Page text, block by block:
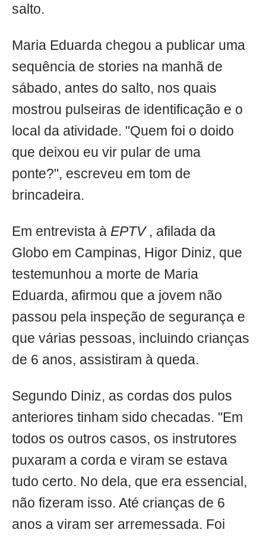
salto.
Maria Eduarda chegou a publicar uma
sequência de stories na manhã de
sábado, antes do salto, nos quais
mostrou pulseiras de identificação e o
local da atividade. "Quem foi o doido
que deixou eu vir pular de uma
ponte?", escreveu em tom de
brincadeira.
Em entrevista à EPTV , afilada da
Globo em Campinas, Higor Diniz, que
testemunhou a morte de Maria
Eduarda, afirmou que a jovem não
passou pela inspeção de segurança e
que várias pessoas, incluindo crianças
de 6 anos, assistiram à queda.
Segundo Diniz, as cordas dos pulos
anteriores tinham sido checadas. "Em
todos os outros casos, os instrutores
puxaram a corda e viram se estava
tudo certo. No dela, que era essencial,
não fizeram isso. Até crianças de 6
anos a viram ser arremessada. Foi